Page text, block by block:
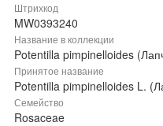
Штрихкод
MW0393240
Название в коллекции
Potentilla pimpinelloides
Принятое название
Potentilla pimpinelloides L.
Семейство
Rosaceae